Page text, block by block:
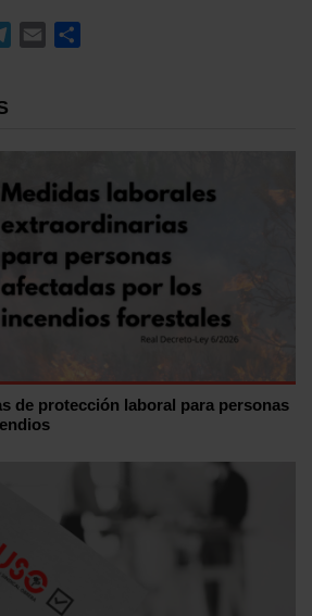
Telegram
Email
de protección laboral para personas